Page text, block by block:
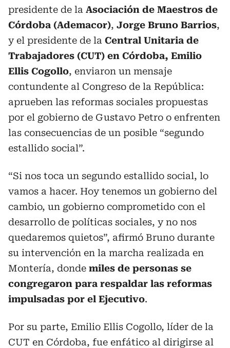
presidente de la Asociación de Maestros de
Córdoba (Ademacor), Jorge Bruno Barrios,
y el presidente de la Central Unitaria de
Trabajadores (CUT) en Córdoba, Emilio
Ellis Cogollo, enviaron un mensaje
contundente al Congreso de la República:
aprueben las reformas sociales propuestas
por el gobierno de Gustavo Petro o enfrenten
las consecuencias de un posible “segundo
estallido social”.
“Si nos toca un segundo estallido social, lo
vamos a hacer. Hoy tenemos un gobierno del
cambio, un gobierno comprometido con el
desarrollo de políticas sociales, y no nos
quedaremos quietos”, afirmó Bruno durante
su intervención en la marcha realizada en
Montería, donde miles de personas se
congregaron para respaldar las reformas
impulsadas por el Ejecutivo.
Por su parte, Emilio Ellis Cogollo, líder de la
CUT en Córdoba, fue enfático al dirigirse al